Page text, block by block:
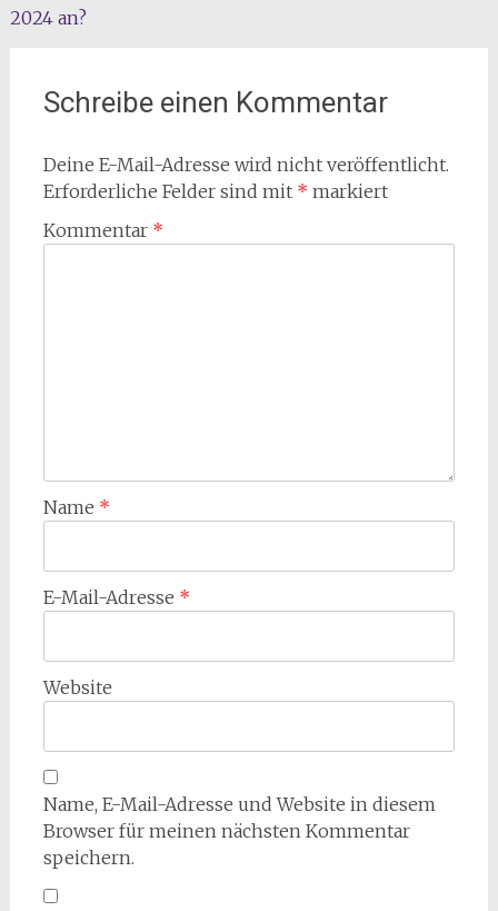
2024 an?
Schreibe einen Kommentar
Deine E-Mail-Adresse wird nicht veröffentlicht.
Erforderliche Felder sind mit * markiert
Kommentar *
Name *
E-Mail-Adresse *
Website
Name, E-Mail-Adresse und Website in diesem
Browser für meinen nächsten Kommentar
speichern.